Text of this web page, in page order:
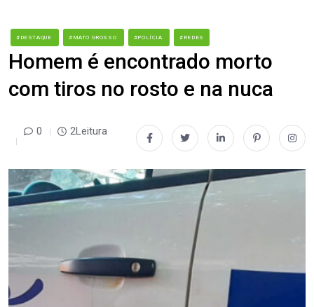
#DESTAQUE #MATO GROSSO #POLÍCIA #REDES
Homem é encontrado morto
com tiros no rosto e na nuca
0 2Leitura